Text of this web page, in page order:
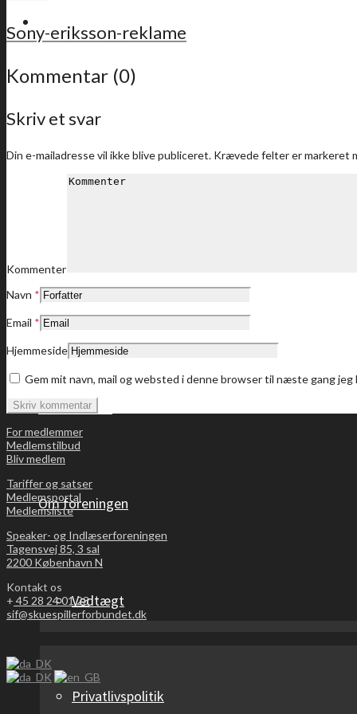
For medlemmer
Sidste nyt
Dine medlemstilbud
Bliv medlem
Om foreningen
Vedtægt
Privatlivspolitik
Sony-eriksson-reklame
Kommentar (0)
Skriv et svar
Din e-mailadresse vil ikke blive publiceret. Krævede felter er markeret
Kommenter
Navn *
Email *
Hjemmeside
Gem mit navn, mail og websted i denne browser til næste gang jeg
For medlemmer
Medlemstilbud
Bliv medlem
Tariffer og satser
Medlemsportal
Medlemsliste
Speaker- og Indlæserforeningen
Tagensvej 85, 3 sal
2200 København N
Kontakt os
+ 45 28 24 01 23
sif@skuespillerforbundet.dk